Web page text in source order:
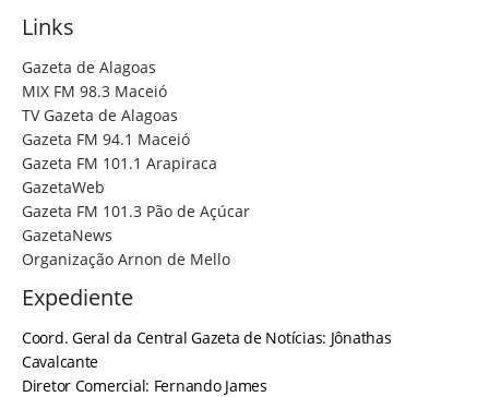
Links
Gazeta de Alagoas
MIX FM 98.3 Maceió
TV Gazeta de Alagoas
Gazeta FM 94.1 Maceió
Gazeta FM 101.1 Arapiraca
GazetaWeb
Gazeta FM 101.3 Pão de Açúcar
GazetaNews
Organização Arnon de Mello
Expediente
Coord. Geral da Central Gazeta de Notícias: Jônathas
Cavalcante
Diretor Comercial: Fernando James